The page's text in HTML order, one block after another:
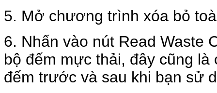
5. Mở chương trình xóa bỏ
6. Nhấn vào nút Read Waste
bộ đếm mực thải, đây cũng
đếm trước và sau khi bạn sử